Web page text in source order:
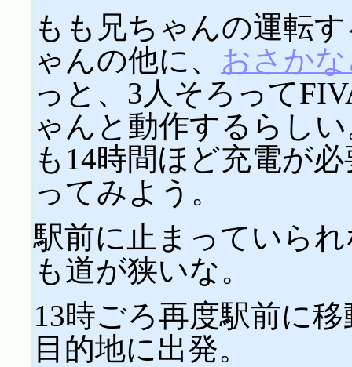
もも兄ちゃんの運転
ゃんの他に、 おさか
っと、3人そろって
ゃんと動作するらし
も14時間ほど充電が
ってみよう。
駅前に止まっていら
も道が狭いな。
13時ごろ再度駅前に
目的地に出発。